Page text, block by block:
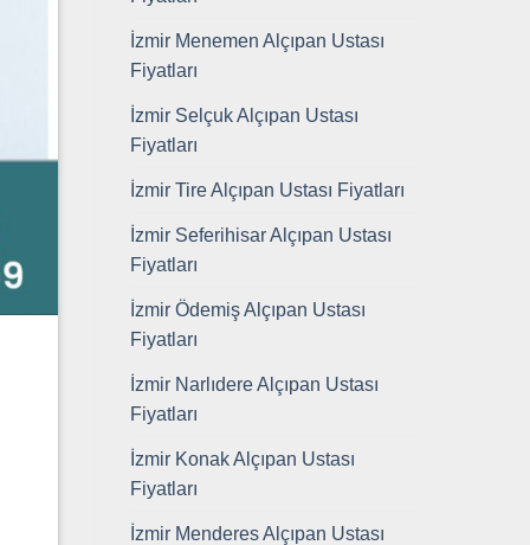
İzmir Menemen Alçıpan Ustası
Fiyatları
İzmir Selçuk Alçıpan Ustası
Fiyatları
İzmir Tire Alçıpan Ustası Fiyatları
İzmir Seferihisar Alçıpan Ustası
Fiyatları
İzmir Ödemiş Alçıpan Ustası
Fiyatları
İzmir Narlıdere Alçıpan Ustası
Fiyatları
İzmir Konak Alçıpan Ustası
Fiyatları
İzmir Menderes Alçıpan Ustası